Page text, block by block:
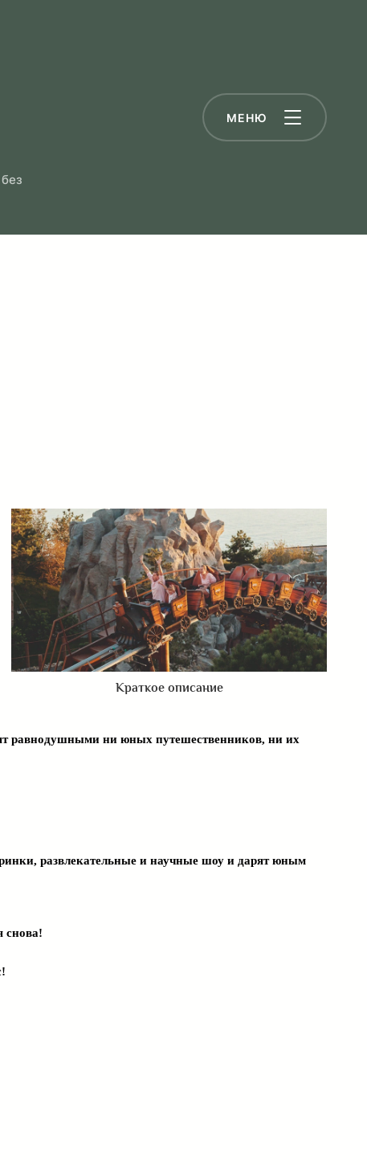
МЕНЮ
Краткое описание
равнодушными ни юных путешественников, ни их
развлекательные и научные шоу и дарят юным
снова!